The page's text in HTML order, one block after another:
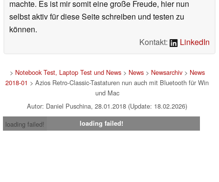
machte. Es ist mir somit eine große Freude, hier nun
selbst aktiv für diese Seite schreiben und testen zu
können.
Kontakt:
LinkedIn
> Notebook Test, Laptop Test und News> News> Newsarchiv> News
2018-01 > Azios Retro-Classic-Tastaturen nun auch mit Bluetooth für Win
und Mac
Autor: Daniel Puschina, 28.01.2018 (Update: 18.02.2026)
loading failed!
loading failed!